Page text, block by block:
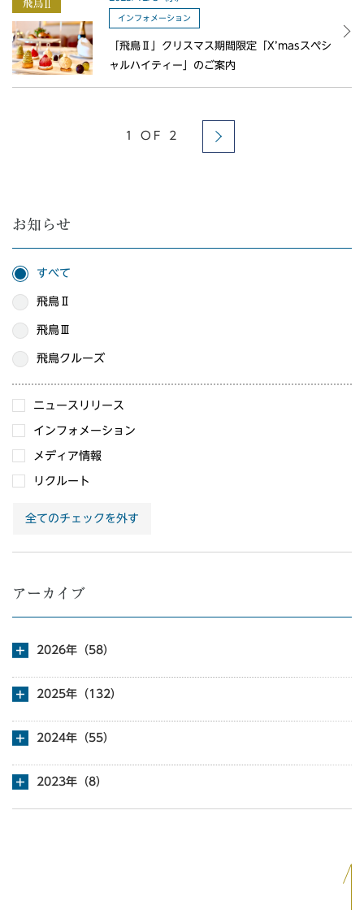
お知らせ
すべて
飛鳥Ⅱ
飛鳥Ⅲ
飛鳥クルーズ
ニュースリリース
インフォメーション
メディア情報
リクルート
全てのチェックを外す
アーカイブ
2026年（58）
2025年（132）
2024年（55）
2023年（8）
インフォメーション
「飛鳥Ⅱ」クリスマス期間限定「X’masスペシ
ャルハイティー」のご案内
1 OF 2